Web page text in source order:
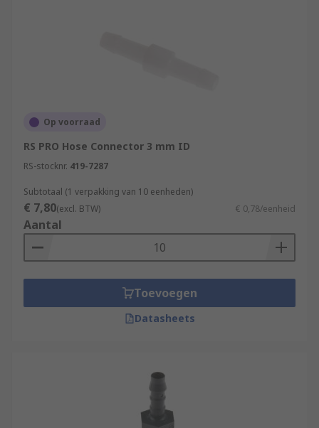
Op voorraad
RS PRO Hose Connector 3 mm ID
RS-stocknr. 419-7287
Subtotaal (1 verpakking van 10 eenheden)
€ 7,80(excl. BTW) € 0,78/eenheid
Aantal
Toevoegen
Datasheets